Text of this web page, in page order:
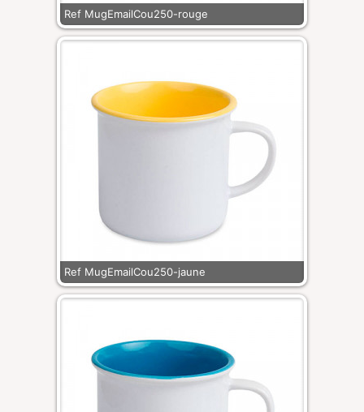
Ref MugEmailCou250-rouge
Ref MugEmailCou250-jaune